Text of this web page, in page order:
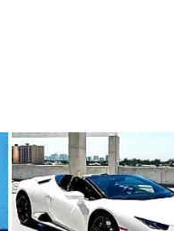
будь то свадьба,
но и
личного архива.
Для
незабываемые